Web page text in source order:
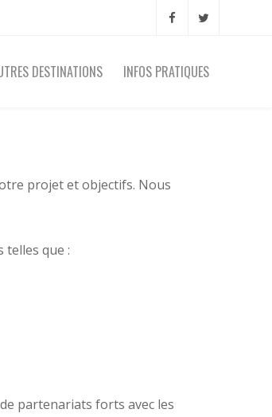
DESTINATIONS INFOS PRATIQUES
projet et objectifs. Nous
telles que :
partenariats forts avec les